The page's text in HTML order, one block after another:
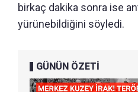
birkaç dakika sonra ise
yürünebildiğini söyledi.
GÜNÜN ÖZETİ